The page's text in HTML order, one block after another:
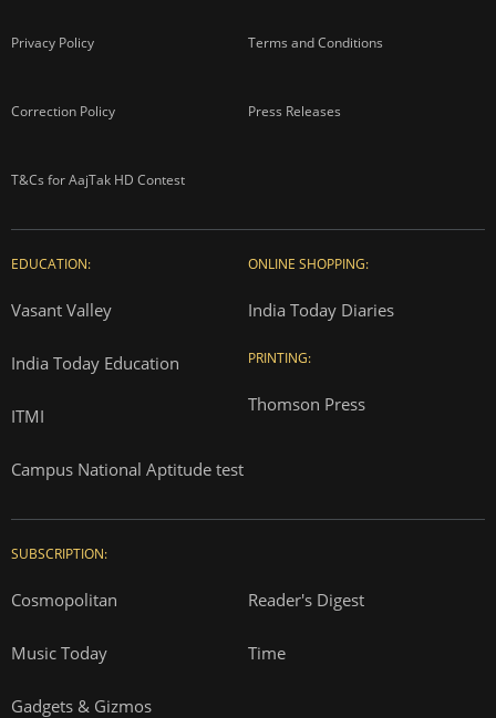
Privacy Policy Terms and Conditions
Correction Policy Press Releases
T&Cs for AajTak HD Contest
EDUCATION:
Vasant Valley
India Today Education
ITMI
Campus National Aptitude test
ONLINE SHOPPING:
India Today Diaries
PRINTING:
Thomson Press
SUBSCRIPTION:
Cosmopolitan Reader's Digest
Music Today Time
Gadgets & Gizmos